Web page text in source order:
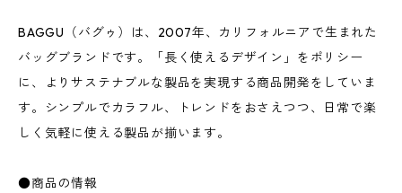
BAGGU（バグゥ）は、2007年、カリフォルニアで生まれた
バッグブランドです。「長く使えるデザイン」をポリシー
に、よりサステナブルな製品を実現する商品開発をしていま
す。シンプルでカラフル、トレンドをおさえつつ、日常で楽
しく気軽に使える製品が揃います。
●商品の情報